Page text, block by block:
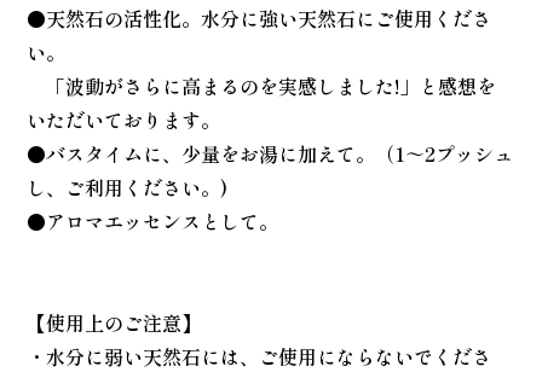
●天然石の活性化。水分に強い天然石にご使用くださ
い。
「波動がさらに高まるのを実感しました!」と感想を
いただいております。
●バスタイムに、少量をお湯に加えて。（1～2プッシュ
し、ご利用ください。)
●アロマエッセンスとして。
【使用上のご注意】
・水分に弱い天然石には、ご使用にならないでくださ